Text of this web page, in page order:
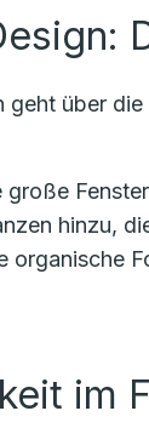
geht über
große
hinzu,
organische
im